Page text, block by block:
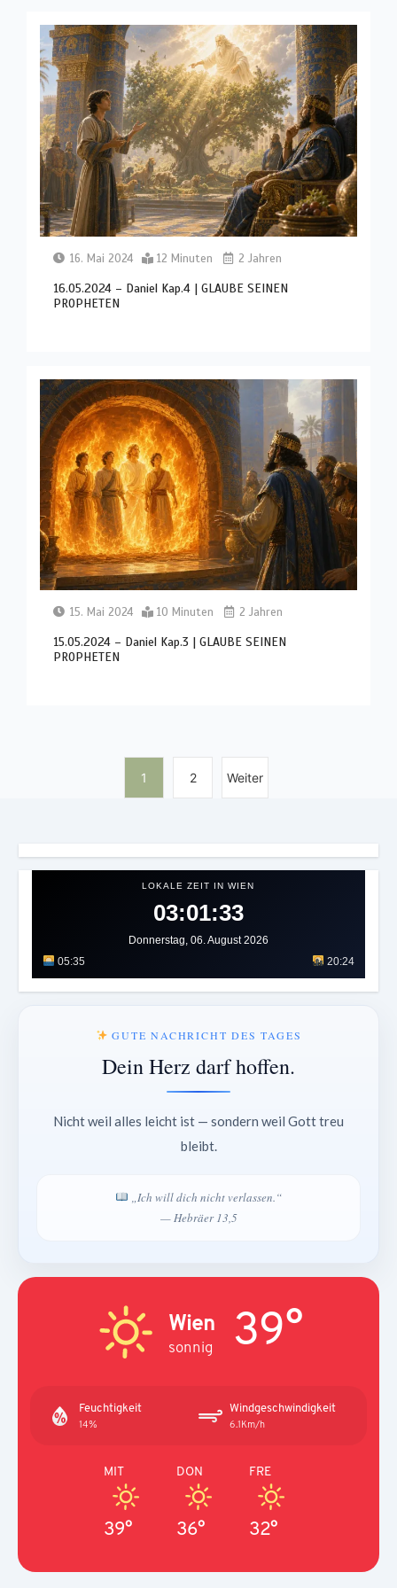
16. Mai 2024 12 Minuten 2 Jahren
16.05.2024 – Daniel Kap.4 | GLAUBE SEINEN
PROPHETEN
15. Mai 2024 10 Minuten 2 Jahren
15.05.2024 – Daniel Kap.3 | GLAUBE SEINEN
PROPHETEN
1 2 Weiter
LOKALE ZEIT IN WIEN
03:01:37
Donnerstag, 06. August 2026
05:35
20:24
GUTE NACHRICHT DES TAGES
Dein Herz darf hoffen.
Nicht weil alles leicht ist — sondern weil Gott treu
bleibt.
„Ich will dich nicht verlassen.“
— Hebräer 13,5
Wien
sonnig 39°
Feuchtigkeit
14%
Windgeschwindigkeit
6.1Km/h
MIT
39°
DON
36°
FRE
32°